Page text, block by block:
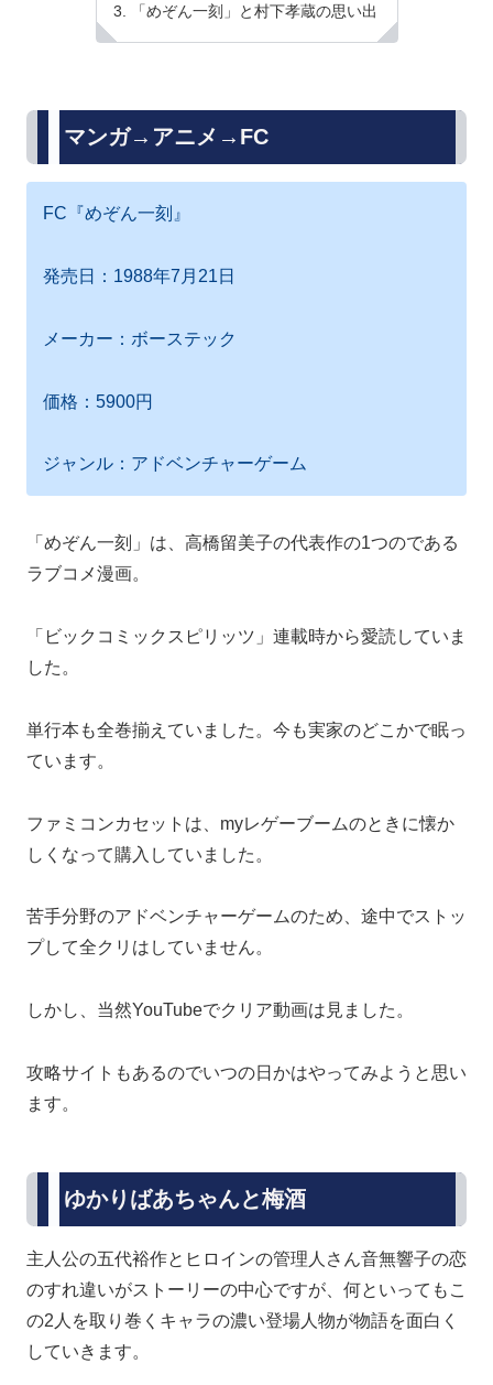
「めぞん一刻」と村下孝蔵の思い出
マンガ→アニメ→FC
FC『めぞん一刻』
発売日：1988年7月21日
メーカー：ボーステック
価格：5900円
ジャンル：アドベンチャーゲーム
「めぞん一刻」は、高橋留美子の代表作の1つのである
ラブコメ漫画。
「ビックコミックスピリッツ」連載時から愛読していま
した。
単行本も全巻揃えていました。今も実家のどこかで眠っ
ています。
ファミコンカセットは、myレゲーブームのときに懐か
しくなって購入していました。
苦手分野のアドベンチャーゲームのため、途中でストッ
プして全クリはしていません。
しかし、当然YouTubeでクリア動画は見ました。
攻略サイトもあるのでいつの日かはやってみようと思い
ます。
ゆかりばあちゃんと梅酒
主人公の五代裕作とヒロインの管理人さん音無響子の恋
のすれ違いがストーリーの中心ですが、何といってもこ
の2人を取り巻くキャラの濃い登場人物が物語を面白く
していきます。